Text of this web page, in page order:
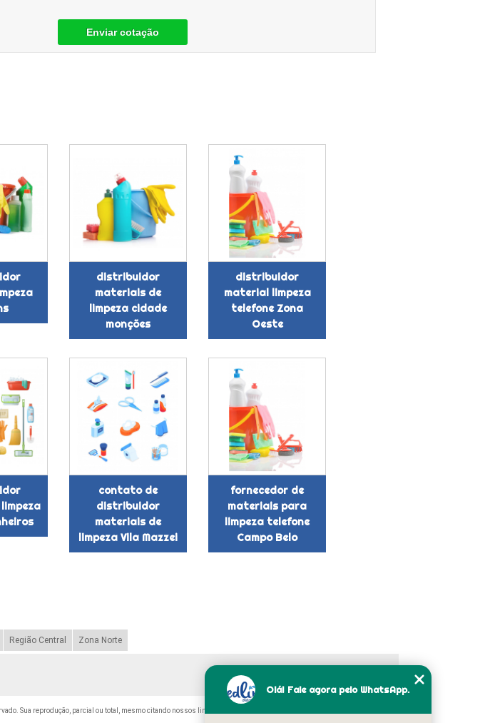
Enviar cotação
distribuidor
materiais de
limpeza cidade
monções
distribuidor
material limpeza
telefone Zona
Oeste
contato de
distribuidor
materiais de
limpeza Vila Mazzei
fornecedor de
materiais para
limpeza telefone
Campo Belo
Região Central Zona Norte
Sua reprodução, parcial ou total, mesmo citando nossos links, é proibida sem a autorização do autor. Crime de violação
Olá! Fale agora pelo WhatsApp.